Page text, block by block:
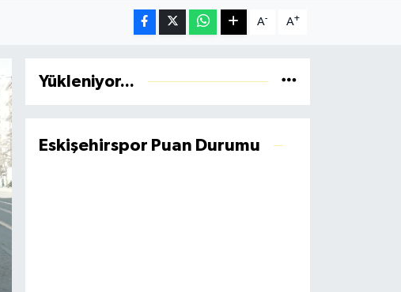
A- A+
Yükleniyor...
Eskişehirspor Puan Durumu